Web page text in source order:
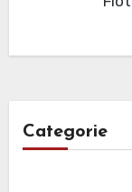
Categorie